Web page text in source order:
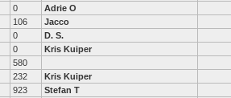
0 Adrie O
106 Jacco
0 D. S.
0 Kris Kuiper
580
232 Kris Kuiper
923 Stefan T